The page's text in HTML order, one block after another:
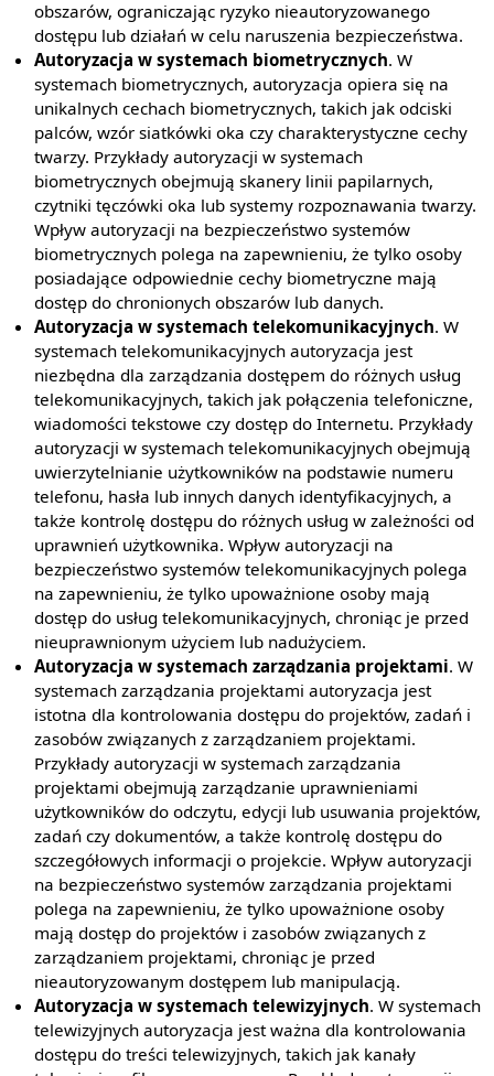
obszarów, ograniczając ryzyko nieautoryzowanego
dostępu lub działań w celu naruszenia bezpieczeństwa.
Autoryzacja w systemach biometrycznych. W
systemach biometrycznych, autoryzacja opiera się na
unikalnych cechach biometrycznych, takich jak odciski
palców, wzór siatkówki oka czy charakterystyczne cechy
twarzy. Przykłady autoryzacji w systemach
biometrycznych obejmują skanery linii papilarnych,
czytniki tęczówki oka lub systemy rozpoznawania twarzy.
Wpływ autoryzacji na bezpieczeństwo systemów
biometrycznych polega na zapewnieniu, że tylko osoby
posiadające odpowiednie cechy biometryczne mają
dostęp do chronionych obszarów lub danych.
Autoryzacja w systemach telekomunikacyjnych. W
systemach telekomunikacyjnych autoryzacja jest
niezbędna dla zarządzania dostępem do różnych usług
telekomunikacyjnych, takich jak połączenia telefoniczne,
wiadomości tekstowe czy dostęp do Internetu. Przykłady
autoryzacji w systemach telekomunikacyjnych obejmują
uwierzytelnianie użytkowników na podstawie numeru
telefonu, hasła lub innych danych identyfikacyjnych, a
także kontrolę dostępu do różnych usług w zależności od
uprawnień użytkownika. Wpływ autoryzacji na
bezpieczeństwo systemów telekomunikacyjnych polega
na zapewnieniu, że tylko upoważnione osoby mają
dostęp do usług telekomunikacyjnych, chroniąc je przed
nieuprawnionym użyciem lub nadużyciem.
Autoryzacja w systemach zarządzania projektami. W
systemach zarządzania projektami autoryzacja jest
istotna dla kontrolowania dostępu do projektów, zadań i
zasobów związanych z zarządzaniem projektami.
Przykłady autoryzacji w systemach zarządzania
projektami obejmują zarządzanie uprawnieniami
użytkowników do odczytu, edycji lub usuwania projektów,
zadań czy dokumentów, a także kontrolę dostępu do
szczegółowych informacji o projekcie. Wpływ autoryzacji
na bezpieczeństwo systemów zarządzania projektami
polega na zapewnieniu, że tylko upoważnione osoby
mają dostęp do projektów i zasobów związanych z
zarządzaniem projektami, chroniąc je przed
nieautoryzowanym dostępem lub manipulacją.
Autoryzacja w systemach telewizyjnych. W systemach
telewizyjnych autoryzacja jest ważna dla kontrolowania
dostępu do treści telewizyjnych, takich jak kanały